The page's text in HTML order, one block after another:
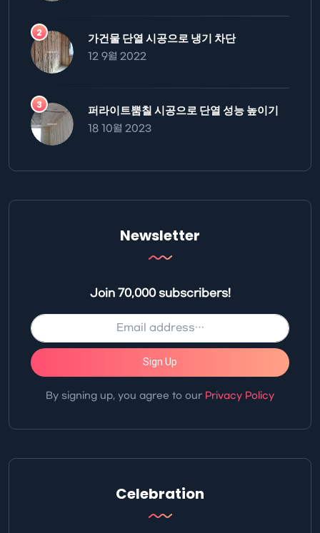
가건물 단열 시공으로 냉기 차단
12 9월 2022
퍼라이트뿜칠 시공으로 단열 성능 높이기
18 10월 2023
Newsletter
Join 70,000 subscribers!
Sign Up
By signing up, you agree to our Privacy Policy
Celebration